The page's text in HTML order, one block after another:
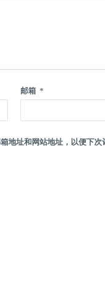
邮箱 *
地址和网站地址，以便下次